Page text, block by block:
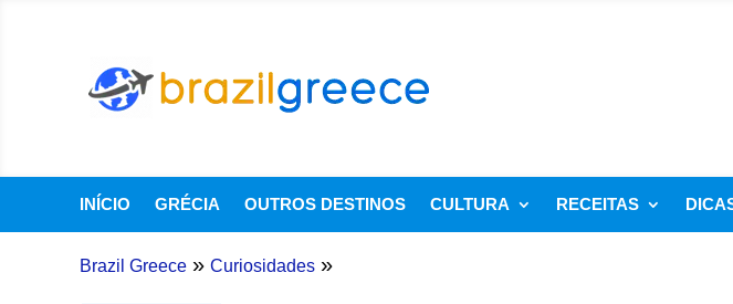
INÍCIO GRÉCIA OUTROS DESTINOS CULTURA RECEITAS
Brazil Greece » Curiosidades »